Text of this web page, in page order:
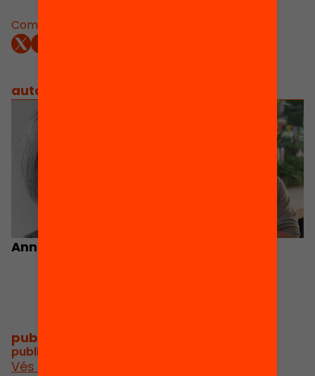
Comparteix:
autors
Anna Llauradó
publicacions i vídeos
publicacions i vídeos relacionats
Vés a publicacions i vídeos